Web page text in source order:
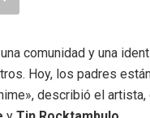
comunidad y una
Hoy, los padres
describió el